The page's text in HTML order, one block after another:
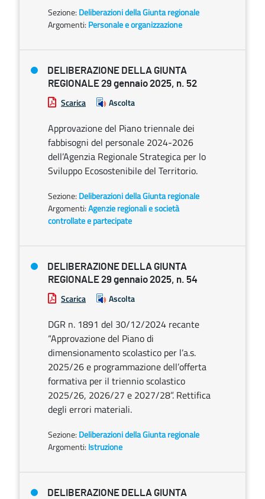
Sezione: Deliberazioni della Giunta regionale
Argomenti: Personale e organizzazione
DELIBERAZIONE DELLA GIUNTA
REGIONALE 29 gennaio 2025, n. 52
Scarica Ascolta
Approvazione del Piano triennale dei
fabbisogni del personale 2024-2026
dell’Agenzia Regionale Strategica per lo
Sviluppo Ecosostenibile del Territorio.
Sezione: Deliberazioni della Giunta regionale
Argomenti:Agenzie regionali e società
controllate e partecipate
DELIBERAZIONE DELLA GIUNTA
REGIONALE 29 gennaio 2025, n. 54
Scarica Ascolta
DGR n. 1891 del 30/12/2024 recante
“Approvazione del Piano di
dimensionamento scolastico per l’a.s.
2025/26 e programmazione dell’offerta
formativa per il triennio scolastico
2025/26, 2026/27 e 2027/28”. Rettifica
degli errori materiali.
Sezione: Deliberazioni della Giunta regionale
Argomenti: Istruzione
DELIBERAZIONE DELLA GIUNTA